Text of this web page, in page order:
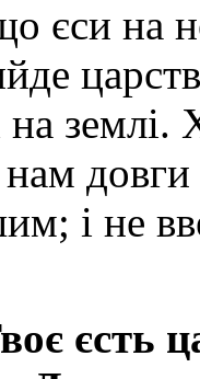
на
на
нам
і не
єсть